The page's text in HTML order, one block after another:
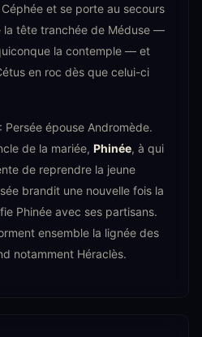
et se porte au secours
la tête tranchée de Méduse —
la contemple — et
en roc dès que celui-ci
Persée épouse Andromède.
de la mariée, Phinée, à qui
de reprendre la jeune
brandit une nouvelle fois la
Phinée avec ses partisans.
ensemble la lignée des
notamment Héraclès.